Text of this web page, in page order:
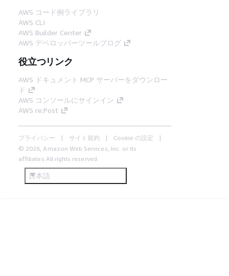
AWS コード例ライブラリ
AWS CLI
AWS Builder Center
AWS デベロッパーツールブログ
役立つリンク
AWS ドキュメント MCP サーバーをダウンロー
ド
AWS コンソールにサインイン
AWS re:Post
プライバシー サイト規約
Cookie の設定
© 2026, Amazon Web Services, Inc. or its
affiliates.All rights reserved.
日本語